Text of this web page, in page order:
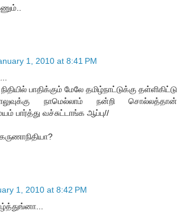
1, 2010 at 8:41 PM
பாதிக்கும் மேலே தமிழ்நாட்டுக்கு தள்ளிகிட்டு
நாமெல்லாம் நன்றி சொல்லத்தான்
பார்த்து வச்சுட்டாங்க ஆப்பு//
1, 2010 at 8:42 PM